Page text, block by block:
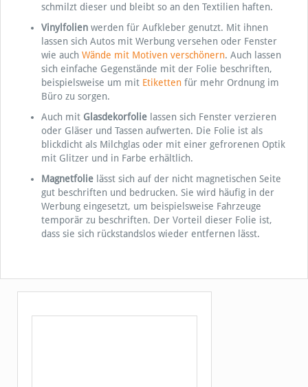
schmilzt dieser und bleibt so an den Textilien haften.
Vinylfolien werden für Aufkleber genutzt. Mit ihnen
lassen sich Autos mit Werbung versehen oder Fenster
wie auch Wände mit Motiven verschönern. Auch lassen
sich einfache Gegenstände mit der Folie beschriften,
beispielsweise um mit Etikettenfür mehr Ordnung im
Büro zu sorgen.
Auch mit Glasdekorfolie lassen sich Fenster verzieren
oder Gläser und Tassen aufwerten. Die Folie ist als
blickdicht als Milchglas oder mit einer gefrorenen Optik
mit Glitzer und in Farbe erhältlich.
Magnetfolie lässt sich auf der nicht magnetischen Seite
gut beschriften und bedrucken. Sie wird häufig in der
Werbung eingesetzt, um beispielsweise Fahrzeuge
temporär zu beschriften. Der Vorteil dieser Folie ist,
dass sie sich rückstandslos wieder entfernen lässt.